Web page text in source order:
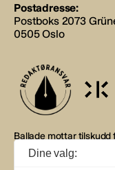
Postadresse:
Postboks 2073
0505 Oslo
Ballade mottar tilskudd
støtte fra eierne
Musikkforleggerne.
Dine valg: